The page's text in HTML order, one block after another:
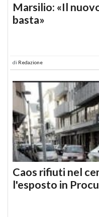
Marsilio: «Il
basta»
di Redazione
Caos rifiuti nel
l'esposto in